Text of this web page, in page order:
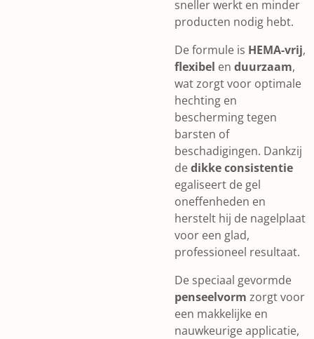
sneller werkt en minder
producten nodig hebt.
De formule is HEMA-vrij,
flexibel en duurzaam,
wat zorgt voor optimale
hechting en
bescherming tegen
barsten of
beschadigingen. Dankzij
dedikke consistentie
egaliseert de gel
oneffenheden en
herstelt hij de nagelplaat
voor een glad,
professioneel resultaat.
De speciaal gevormde
penseelvorm zorgt voor
een makkelijke en
nauwkeurige applicatie,